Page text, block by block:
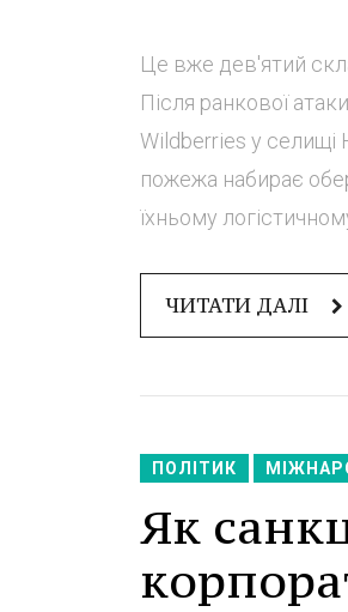
Це вже дев'ятий
Після ранкової
Wildberries у селищі
пожежа набирає
їхньому
ЧИТАТИ ДАЛІ
ПОЛІТИК
Як